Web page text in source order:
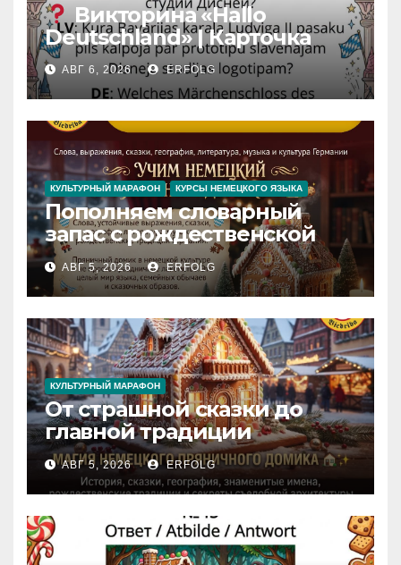
Викторина «Hallo
Deutschland» | Карточка
№46
Замок вдохновения
Iedvesmas pils / Schloss der
Inspiration
АВГ 6, 2026 ERFOLG
КУЛЬТУРНЫЙ МАРАФОН КУРСЫ НЕМЕЦКОГО ЯЗЫКА
Пополняем словарный
запас с рождественской
сказкой! Учим немецкий
вместе с Lebkuchenhaus
АВГ 5, 2026 ERFOLG
КУЛЬТУРНЫЙ МАРАФОН
От страшной сказки до
главной традиции
Рождества: секреты
немецкого пряничного
домика!
АВГ 5, 2026 ERFOLG